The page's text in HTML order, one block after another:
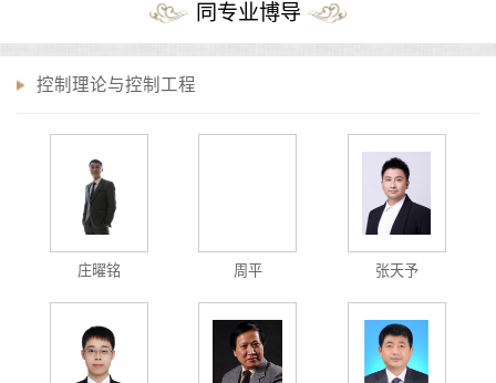
同专业博导
控制理论与控制工程
庄曜铭 周平 张天予